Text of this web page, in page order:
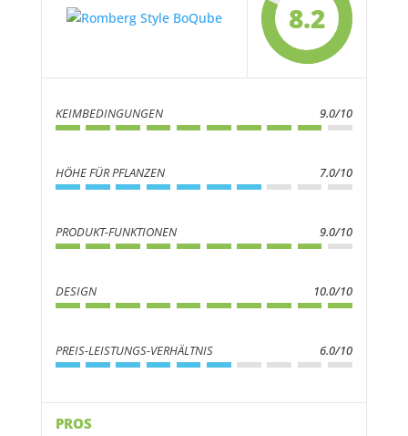
8.2
KEIMBEDINGUNGEN 9.0/10
HÖHE FÜR PFLANZEN 7.0/10
PRODUKT-FUNKTIONEN 9.0/10
DESIGN 10.0/10
PREIS-LEIS­TUNGS-VER­HÄLT­NIS 6.0/10
PROS